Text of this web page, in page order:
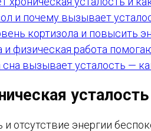
и почему вызывает
кортизола и повысить
и физическая работа
вызывает усталость —
и отсутствие энергии